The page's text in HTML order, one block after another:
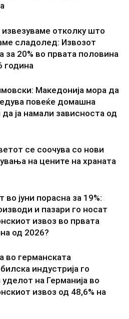
отколку што
сладолед: Извозот
за 20% во првата половина
година
Македонија мора да
повеќе домашна
да ја намали зависноста од
се соочува со нови
на цените на храната
во јуни порасна за 19%:
и пазари го носат
извоз во првата
од 2026?
во германската
индустрија го
на Германија во
извоз од 48,6% на